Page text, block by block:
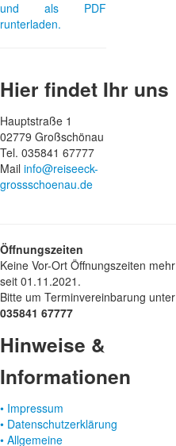
und als PDF
runterladen.
Hier findet Ihr uns
Hauptstraße 1
02779 Großschönau
Tel. 035841 67777
Mail info@reiseeck-
grossschoenau.de
Öffnungszeiten
Keine Vor-Ort Öffnungszeiten mehr
seit 01.11.2021.
Bitte um Terminvereinbarung unter
035841 67777
Hinweise &
Informationen
• Impressum
• Datenschutzerklärung
• Allgemeine